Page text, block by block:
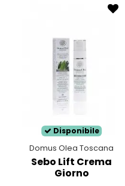
Disponibile
Domus Olea Toscana
Sebo Lift Crema
Giorno